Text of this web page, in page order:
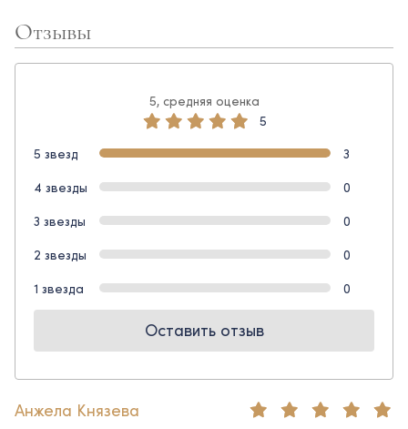
Отзывы
5, средняя оценка
5
5 звезд
3
4 звезды
0
3 звезды
0
2 звезды
0
1 звезда
0
Оставить отзыв
Анжела Князева